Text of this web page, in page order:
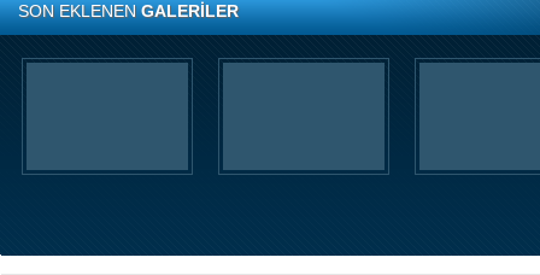
SON EKLENENGALERİLER